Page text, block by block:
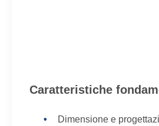
Caratteristiche
Dimensione e